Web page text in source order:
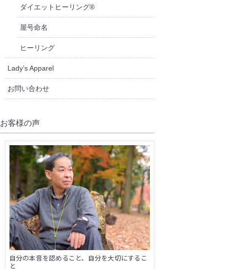
ダイエットヒーリング®
屋号命名
ヒーリング
Lady’s Apparel
お問い合わせ
お客様の声
自分の本音を認めること、自分を大切にするこ
と